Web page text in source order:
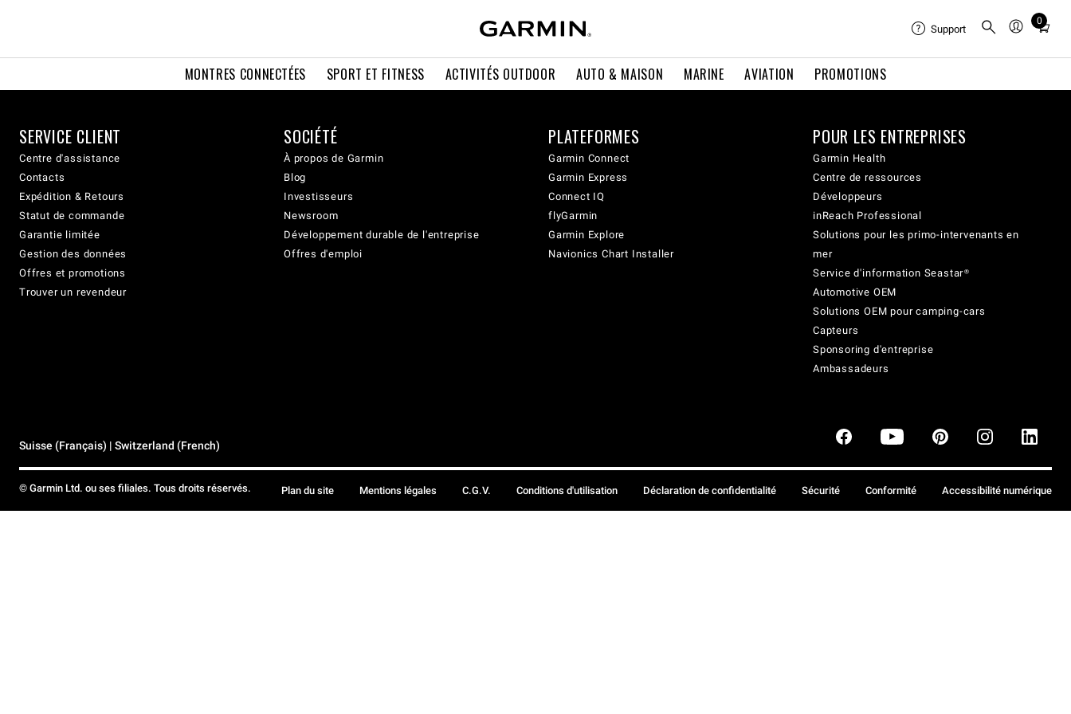
MONTRES CONNECTÉES SPORT ET FITNESS ACTIVITÉS OUTDOOR AUTO & MAISON MARINE AVIATION PROMOTIONS
Support
0
Total
cart:
SERVICE CLIENT
Centre d'assistance
Contacts
Expédition & Retours
Statut de commande
Garantie limitée
Gestion des données
Offres et promotions
Trouver un revendeur
SOCIÉTÉ
À propos de Garmin
Blog
Investisseurs
Newsroom
Développement durable de l'entreprise
Offres d'emploi
PLATEFORMES
Garmin Connect
Garmin Express
Connect IQ
flyGarmin
Garmin Explore
Navionics Chart Installer
POUR LES ENTREPRISES
Garmin Health
Centre de ressources
Développeurs
inReach Professional
Solutions pour les primo-intervenants en
mer
Service d'information Seastar®
Automotive OEM
Solutions OEM pour camping-cars
Capteurs
Sponsoring d'entreprise
Ambassadeurs
Suisse (Français) | Switzerland (French)
© Garmin Ltd. ou ses filiales. Tous droits réservés. Plan du site Mentions légales C.G.V. Conditions d'utilisation Déclaration de confidentialité Sécurité Conformité Accessibilité numérique